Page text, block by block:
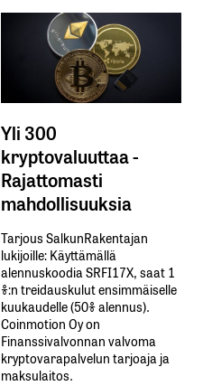
Yli 300
kryptovaluuttaa -
Rajattomasti
mahdollisuuksia
Tarjous SalkunRakentajan
lukijoille: Käyttämällä​ ​
alennuskoodia​ ​SRFI17X,​ ​saat​ ​1
%:n treidauskulut​ ​ensimmäiselle​ ​
kuukaudelle​ ​(50%​ ​alennus).
Coinmotion Oy on
Finanssivalvonnan valvoma
kryptovarapalvelun tarjoaja ja
maksulaitos.